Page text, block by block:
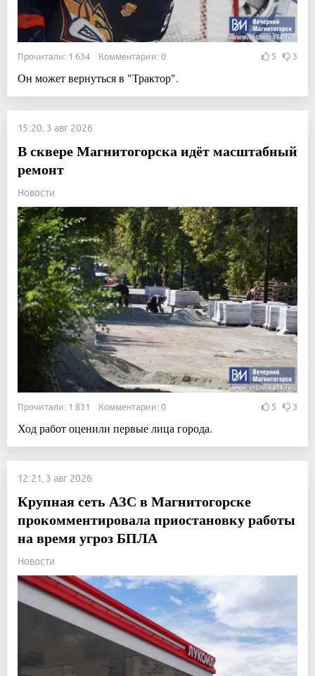
Прочитали: 1 634 Комментарии: 0 5 3
Он может вернуться в "Трактор".
15:20, 3 авг 2026
В сквере Магнитогорска идёт масштабный
ремонт
Новости
Прочитали: 1 831 Комментарии: 0 5 3
Ход работ оценили первые лица города.
12:21, 3 авг 2026
Крупная сеть АЗС в Магнитогорске
прокомментировала приостановку работы
на время угроз БПЛА
Новости